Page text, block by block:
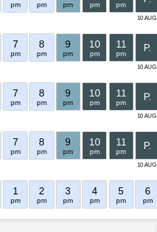
pm pm pm pm pm
10 AUG.
7
pm
8
pm
9
pm
10
pm
11
pm
10 AUG.
P.
7
pm
8
pm
9
pm
10
pm
11
pm
10 AUG.
P.
7
pm
8
pm
9
pm
10
pm
11
pm
10 AUG.
P.
1
pm
2
pm
3
pm
4
pm
5
pm
6
pm